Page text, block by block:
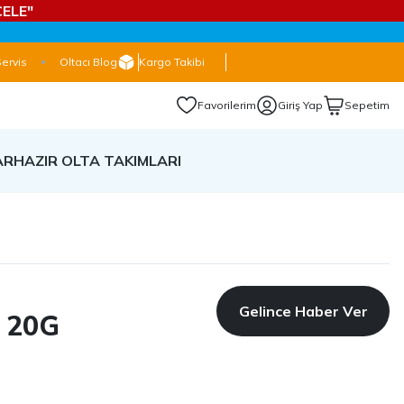
Oltacı Blog Kargo Takibi
Favorilerim Giriş Yap Sepetim
HAZIR OLTA TAKIMLARI
Gelince Haber Ver